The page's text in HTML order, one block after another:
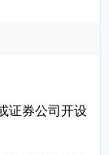
证券公司开设